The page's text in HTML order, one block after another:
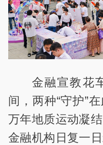
金融宣教花
间，两种“守护”
万年地质运动凝
金融机构日复一